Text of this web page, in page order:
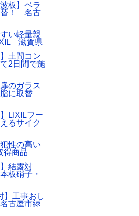
板】ベラ
替！ 名古
い軽量親
滋賀県
土間コン
2日間で施
のガラス
脂に取替
LIXILフー
るサイク
性の高い
得商品
結露対
板硝子・
】工事おし
古屋市緑